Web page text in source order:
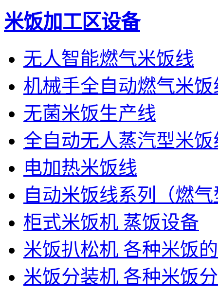
米饭加工区设备
无人智能燃气米饭线
机械手全自动燃气米饭
无菌米饭生产线
全自动无人蒸汽型米饭
电加热米饭线
自动米饭线系列（燃
柜式米饭机 蒸饭设备
米饭扒松机 各种米饭
米饭分装机 各种米饭